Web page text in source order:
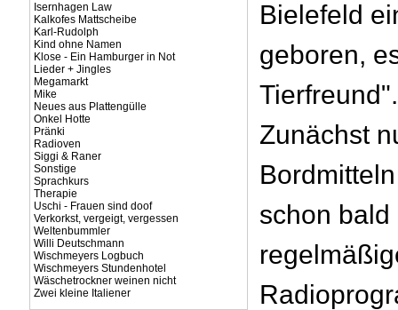
Isernhagen Law
Kalkofes Mattscheibe
Karl-Rudolph
Kind ohne Namen
Klose - Ein Hamburger in Not
Lieder + Jingles
Megamarkt
Mike
Neues aus Plattengülle
Onkel Hotte
Pränki
Radioven
Siggi & Raner
Sonstige
Sprachkurs
Therapie
Uschi - Frauen sind doof
Verkorkst, vergeigt, vergessen
Weltenbummler
Willi Deutschmann
Wischmeyers Logbuch
Wischmeyers Stundenhotel
Wäschetrockner weinen nicht
Zwei kleine Italiener
Bielefeld
geboren,
Tierfreund".
Zunächst
schon bald